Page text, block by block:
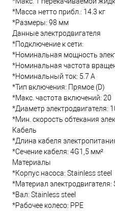
*Масса нетто прибл.: 14.3 кг
*Размеры: 98 мм
Данные электродвигателя
*Подключение к сети:
*Номинальная мощность
*Номинальная частота
*Номинальный ток: 5.7 А
*Тип включения: Прямое (D)
*Макс. частота включений: 20
*Диаметр электродвигателя:
*Мин. скорость обтекания
Кабель
*Длина кабеля
*Сечение кабеля: 4G1,5 мм²
Материалы
*Корпус насоса: Stainless steel
*Материал электродвигателя:
*Вал: Stainless steel
*Рабочее колесо: PPE